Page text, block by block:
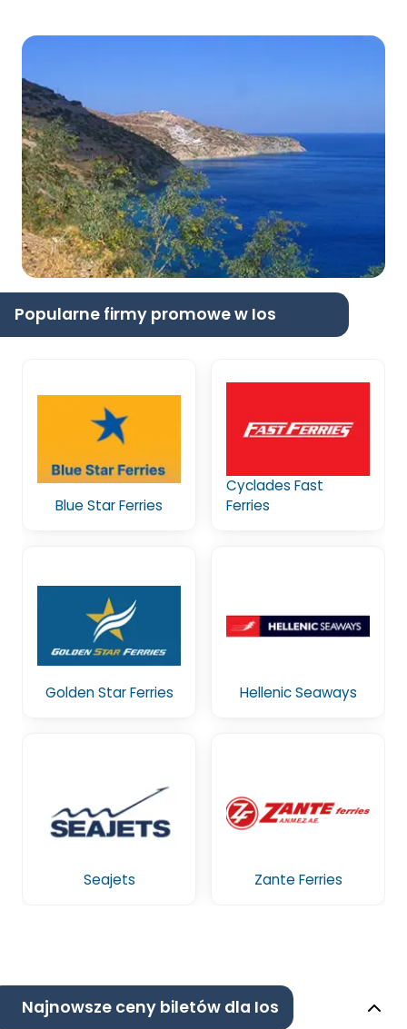
Popularne firmy promowe w Ios
Blue Star Ferries
Cyclades Fast
Ferries
Golden Star Ferries Hellenic Seaways
Seajets Zante Ferries
Najnowsze ceny biletów dla Ios